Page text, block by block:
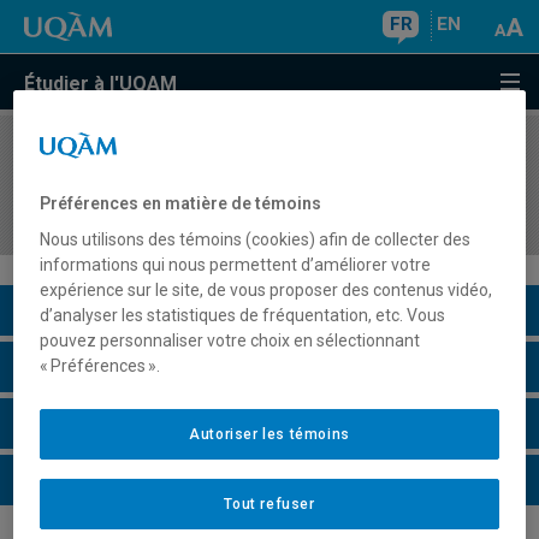
FR EN
Étudier à l'UQAM
COURS//
guitare
Description du cours
Horaire - Été 2026
Horaire - Automne 2026
Horaire - Hiver 2027
Préférences en matière de témoins
Nous utilisons des témoins (cookies) afin de collecter des
informations qui nous permettent d’améliorer votre
expérience sur le site, de vous proposer des contenus vidéo,
d’analyser les statistiques de fréquentation, etc. Vous
pouvez personnaliser votre choix en sélectionnant
« Préférences ».
Tout refuser
Autoriser les témoins